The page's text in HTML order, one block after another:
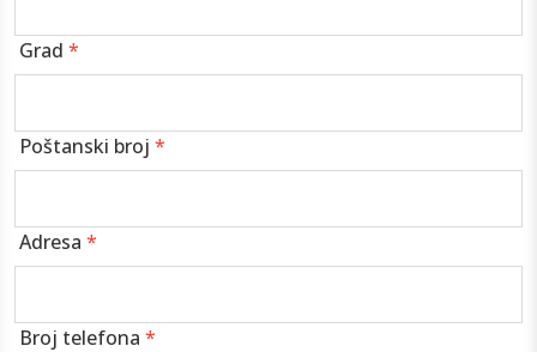
Grad *
Poštanski broj *
Adresa *
Broj telefona *